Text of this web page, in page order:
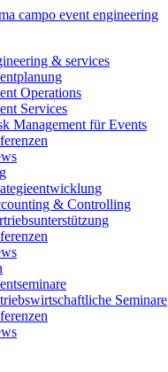
& services
Operations
Services
Management für Events
& Controlling
Seminare